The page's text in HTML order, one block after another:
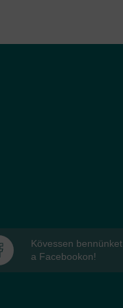
Kövessen bennünket
a Facebookon!